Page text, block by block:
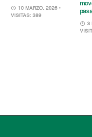
10 MARZO, 2026 •
VISITAS: 389
3